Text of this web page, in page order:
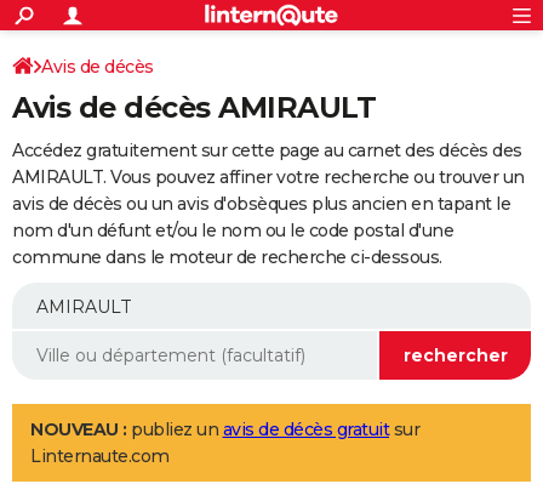
ACTUALITÉS
Politique
Société
Faits Divers
Education
Monde
Villes
+
SPORT
Coupe du monde 2026
Football
Tennis
Cyclisme
Rugby
Forum
Programme TV
TNT
Streaming
Cinéma
Sorties cinéma
Musique
+
FINANCE
Retraite
Epargne
Immobilier
Risques naturels par ville
Banque
Assurance
AUTO
Essais
Réserver un essai
Citadines
Berlines
SUV
Forum auto
+
Mobiles
Meilleur smartphone
Internet
Ordinateurs
Jeux vidéo
Guide high-tech
Aménagement intérieur
LIFESTYLE
Art de vivre
Bien-être
Loisirs
Mode
Modes de vie
Avis de décès
Avis de décès AMIRAULT
Accédez gratuitement sur cette page au carnet des décès des
AMIRAULT. Vous pouvez affiner votre recherche ou trouver un
avis de décès ou un avis d'obsèques plus ancien en tapant le
nom d'un défunt et/ou le nom ou le code postal d'une
commune dans le moteur de recherche ci-dessous.
NOUVEAU : publiez un avis de décès gratuitsur
Linternaute.com